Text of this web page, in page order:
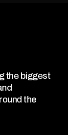
the biggest
the